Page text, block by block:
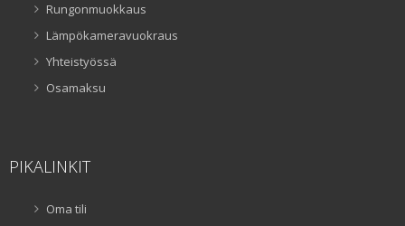
Rungonmuokkaus
Lämpökameravuokraus
Yhteistyössä
Osamaksu
PIKALINKIT
Oma tili